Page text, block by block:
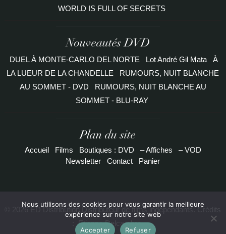
WORLD IS FULL OF SECRETS
Nouveautés DVD
DUEL À MONTE-CARLO DEL NORTE Lot André Gil Mata
À
LA LUEUR DE LA CHANDELLE
RUMOURS, NUIT BLANCHE
AU SOMMET - DVD
RUMOURS, NUIT BLANCHE AU
SOMMET - BLU-RAY
Plan du site
Accueil Films Boutiques : DVD – Affiches
– VOD
Newsletter
Contact Panier
© 2026 ED Distribution Distributeur de films indépendants. Crédits
Etienne Delcambre
Nous utilisons des cookies pour vous garantir la meilleure
expérience sur notre site web
Accepter
Refuser